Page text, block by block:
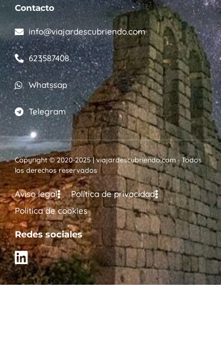
Contacto
info@viajardescubriendo.com
623587408
Whatssap
Telegram
Copyright © 2020-2025 | viajardescubriendo.com · Todos
los derechos reservados
Aviso legal
Política de privacidad
Política de cookies
Redes sociales